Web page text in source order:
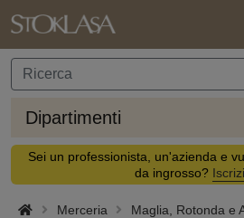
Dipartimenti
Sei un professionista, un'azienda e
da ingrosso?
Merceria Maglia, Rotonda e